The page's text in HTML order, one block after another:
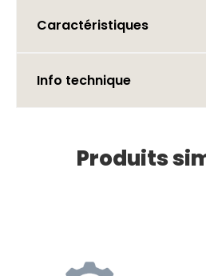
Caractéristiques
Info technique
Produits